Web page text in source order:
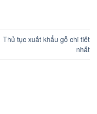
Thủ tục xuất khẩu gỗ chi tiết
nhất